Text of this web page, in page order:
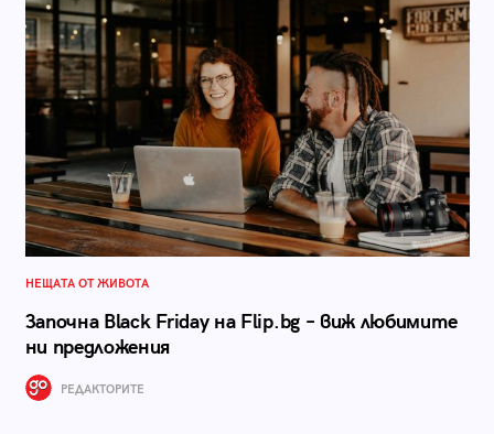
НЕЩАТА ОТ ЖИВОТА
Започна Black Friday на Flip.bg – виж любимите
ни предложения
РЕДАКТОРИТЕ